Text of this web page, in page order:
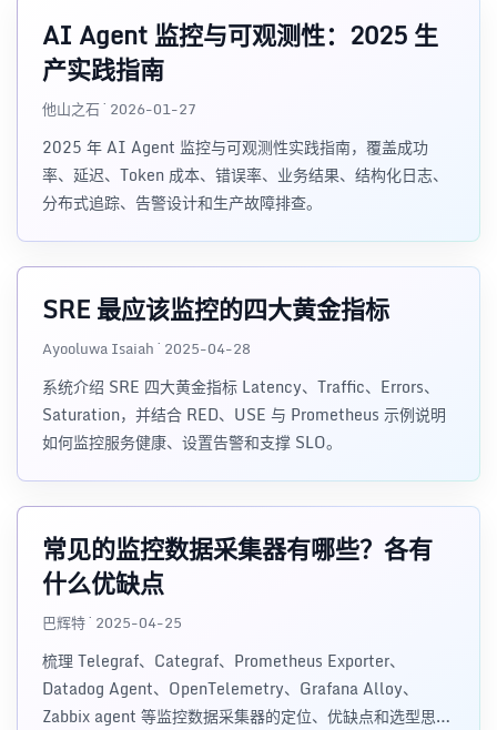
AI Agent 监控与可观测性：2025 生
产实践指南
他山之石 · 2026-01-27
2025 年 AI Agent 监控与可观测性实践指南，覆盖成功
率、延迟、Token 成本、错误率、业务结果、结构化日志、
分布式追踪、告警设计和生产故障排查。
SRE 最应该监控的四大黄金指标
Ayooluwa Isaiah · 2025-04-28
系统介绍 SRE 四大黄金指标 Latency、Traffic、Errors、
Saturation，并结合 RED、USE 与 Prometheus 示例说明
如何监控服务健康、设置告警和支撑 SLO。
常见的监控数据采集器有哪些？各有
什么优缺点
巴辉特 · 2025-04-25
梳理 Telegraf、Categraf、Prometheus Exporter、
Datadog Agent、OpenTelemetry、Grafana Alloy、
Zabbix agent 等监控数据采集器的定位、优缺点和选型思